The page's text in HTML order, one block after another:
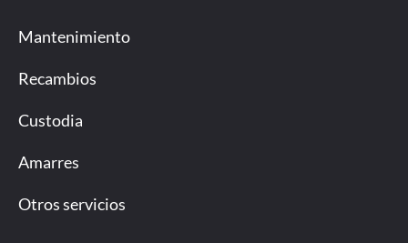
Mantenimiento
Recambios
Custodia
Amarres
Otros servicios